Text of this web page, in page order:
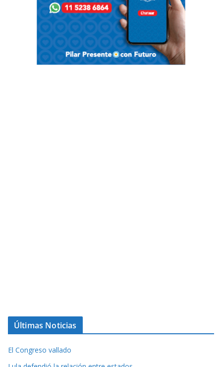
Últimas Noticias
El Congreso vallado